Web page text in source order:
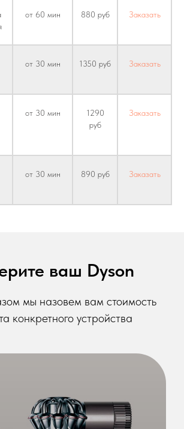
от 60 мин 880 руб Заказать
от 30 мин 1350 руб Заказать
от 30 мин
1290
руб
Заказать
от 30 мин 890 руб Заказать
ваш Dyson
мы назовем вам стоимость
конкретного устройства